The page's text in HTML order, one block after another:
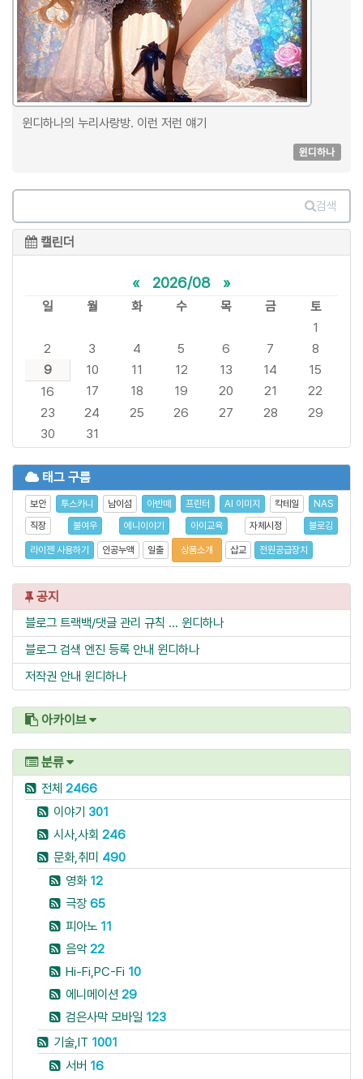
윈디하나의 누리사랑방. 이런 저런 얘기
윈디하나
검색
캘린더
« 2026/08 »
일 월 화 수 목 금
토
1
2
3 4 5 6 7
8
9
10 11 12 13 14
15
16
17 18 19 20 21
22
23
24 25 26 27 28
29
30
31
태그 구름
보안 투스카니 남이섬 아반떼 프린터 AI 이미지 칵테일
NAS
직장
불여우 에니이야기 아이교육 자체시정 블로깅
라이젠 사용하기 인공누액 일출 상품소개 삽교 전원공급장치
공지
블로그 트랙백/댓글 관리 규칙 ... 윈디하나
블로그 검색 엔진 등록 안내 윈디하나
저작권 안내 윈디하나
아카이브
분류
전체 2466
이야기 301
시사,사회 246
문화,취미 490
영화 12
극장65
피아노 11
음악22
Hi-Fi,PC-Fi 10
에니메이션 29
검은사막 모바일 123
기술,IT 1001
서버 16